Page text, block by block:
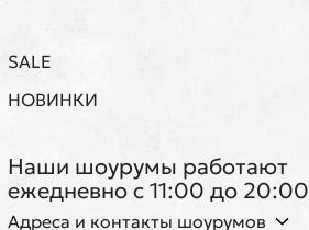
SALE
НОВИНКИ
Наши шоурумы работают
ежедневно с 11:00 до 20:00
Адреса и контакты шоурумов